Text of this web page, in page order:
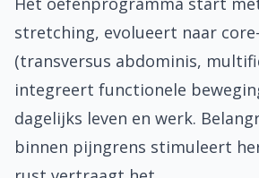
stretching, evolueert naar
(transversus abdominis,
integreert functionele
dagelijks leven en werk.
binnen pijngrens stimuleert